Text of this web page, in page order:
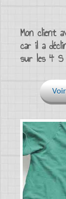
Mon client
car il a
sur les 4